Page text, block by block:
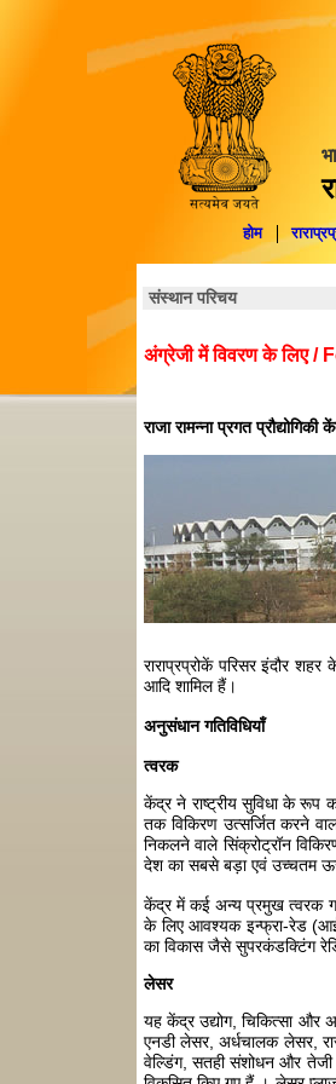
होम
संस्‍थान परिचय
अंग्रेजी में विवरण के लिए
राजा रामन्ना प्रगत प्रौद्योगिकी
राराप्रप्रोकें परिसर इंदौर
आदि शामिल हैं।
अनुसंधान गतिविधियाँ
त्वरक
केंद्र ने राष्ट्रीय सुविधा के
तक विकिरण उत्सर्जित करने
निकलने वाले सिंक्रोट्रॉन
देश का सबसे बड़ा एवं उच्चतम
केंद्र में कई अन्य प्रमुख त्वरक
के लिए आवश्यक इन्फ्रा-रेड
का विकास जैसे सुपरकंडक्टिंग
लेसर
यह केंद्र उद्योग, चिकित्सा और
एनडी लेसर, अर्धचालक लेसर,
वेल्डिंग, सतही संशोधन और तेजी